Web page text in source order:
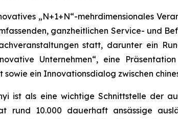
„N+1+N“-mehrdimensionales
ganzheitlichen Service- und
statt, darunter ein
Unternehmen“, eine
sowie ein Innovationsdialog zwischen
ist als eine wichtige Schnittstelle der
rund 10.000 dauerhaft ansässige